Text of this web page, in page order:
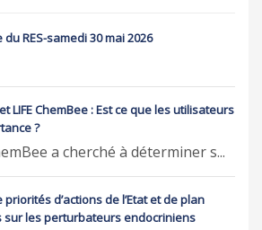
RES-samedi 30 mai 2026
LIFE ChemBee : Est ce que les utilisateurs
?
a cherché à déterminer s...
priorités d’actions de l’Etat et de plan
sur les perturbateurs endocriniens